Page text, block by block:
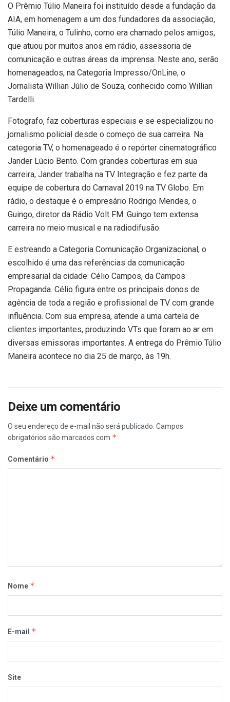
O Prêmio Túlio Maneira foi instituído desde a fundação da
AIA, em homenagem a um dos fundadores da associação,
Túlio Maneira, o Tulinho, como era chamado pelos amigos,
que atuou por muitos anos em rádio, assessoria de
comunicação e outras áreas da imprensa. Neste ano, serão
homenageados, na Categoria Impresso/OnLine, o
Jornalista Willian Júlio de Souza, conhecido como Willian
Tardelli.
Fotografo, faz coberturas especiais e se especializou no
jornalismo policial desde o começo de sua carreira. Na
categoria TV, o homenageado é o repórter cinematográfico
Jander Lúcio Bento. Com grandes coberturas em sua
carreira, Jander trabalha na TV Integração e fez parte da
equipe de cobertura do Carnaval 2019 na TV Globo. Em
rádio, o destaque é o empresário Rodrigo Mendes, o
Guingo, diretor da Rádio Volt FM. Guingo tem extensa
carreira no meio musical e na radiodifusão.
E estreando a Categoria Comunicação Organizacional, o
escolhido é uma das referências da comunicação
empresarial da cidade: Célio Campos, da Campos
Propaganda. Célio figura entre os principais donos de
agência de toda a região e profissional de TV com grande
influência. Com sua empresa, atende a uma cartela de
clientes importantes, produzindo VTs que foram ao ar em
diversas emissoras importantes. A entrega do Prêmio Túlio
Maneira acontece no dia 25 de março, às 19h.
Deixe um comentário
O seu endereço de e-mail não será publicado. Campos
obrigatórios são marcados com *
Comentário *
Nome *
E-mail *
Site